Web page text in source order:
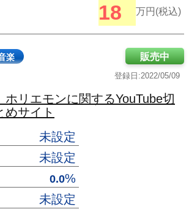
18 万円(税込)
楽
登録日:2022/05/09
販売中
ホリエモンに関するYouTube切
めサイト
未設定
未設定
0.0%
未設定